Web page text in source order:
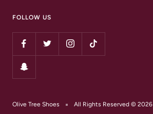
FOLLOW US
Olive Tree Shoes All Rights Reserved © 2026